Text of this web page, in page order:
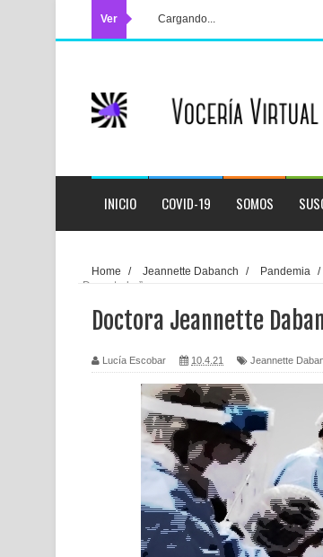
Ver Cargando...
INICIO COVID-19 SOMOS
Home / Jeannette Dabanch / Pandemia /
Devastador”
Doctora Jeannette
Lucía Escobar 10.4.21 Jeannette